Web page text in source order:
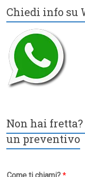
Chiedi info su
Non hai
un preventivo